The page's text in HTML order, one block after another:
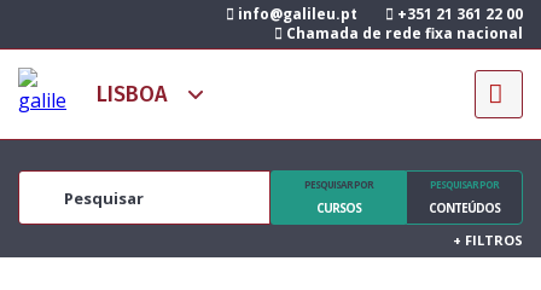
info@galileu.pt
+351 21 361 22 00
Chamada de rede fixa nacional
PESQUISAR POR
CURSOS
PESQUISAR POR
CONTEÚDOS
+ FILTROS